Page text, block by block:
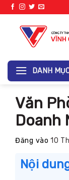
qua
DANH
Văn
Doanh
Đăng vào10
Nội